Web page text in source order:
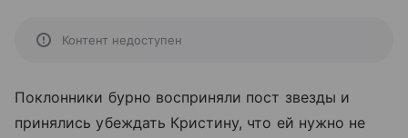
Контент недоступен
Поклонники бурно восприняли пост звезды и
принялись убеждать Кристину, что ей нужно не